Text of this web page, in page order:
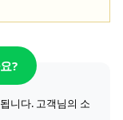
?
니다. 고객님의 소